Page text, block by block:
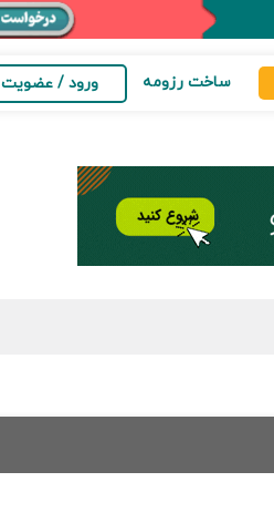
ساخت رزومه ورود / عضویت